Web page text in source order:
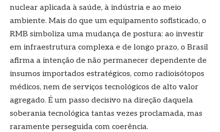
nuclear aplicada à saúde, à indústria e ao meio
ambiente. Mais do que um equipamento sofisticado, o
RMB simboliza uma mudança de postura: ao investir
em infraestrutura complexa e de longo prazo, o Brasil
afirma a intenção de não permanecer dependente de
insumos importados estratégicos, como radioisótopos
médicos, nem de serviços tecnológicos de alto valor
agregado. É um passo decisivo na direção daquela
soberania tecnológica tantas vezes proclamada, mas
raramente perseguida com coerência.